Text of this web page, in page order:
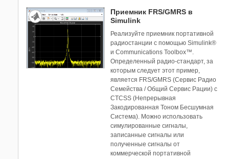
Приемник FRS/GMRS в
Simulink
Реализуйте приемник портативной
радиостанции с помощью Simulink®
и Communications Toolbox™.
Определенный радио-стандарт, за
которым следует этот пример,
является FRS/GMRS (Сервис Радио
Семейства / Общий Сервис Рации) с
CTCSS (Непрерывная
Закодированная Тоном Бесшумная
Система). Можно использовать
симулированные сигналы,
записанные сигналы или
полученные сигналы от
коммерческой портативной